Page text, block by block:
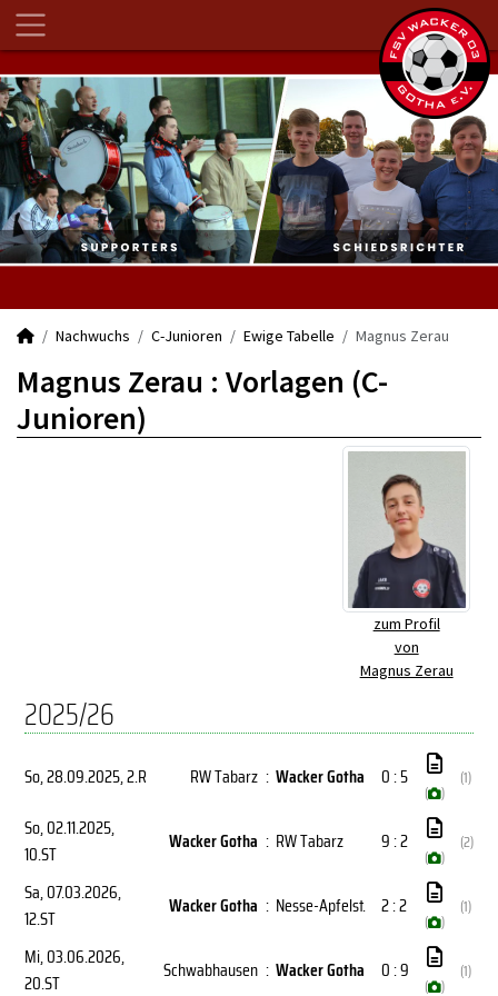
Nachwuchs C-Junioren Ewige Tabelle Magnus Zerau
Magnus Zerau : Vorlagen (C-
Junioren)
zum Profil
von
Magnus Zerau
2025/26
So, 28.09.2025, 2.R RW Tabarz : Wacker Gotha 0 : 5
( )
(1)
So, 02.11.2025,
10.ST
Wacker Gotha : RW Tabarz 9 : 2
( )
(2)
Sa, 07.03.2026,
12.ST
Wacker Gotha : Nesse-Apfelst. 2 : 2
( )
(1)
Mi, 03.06.2026,
20.ST
Schwabhausen : Wacker Gotha 0 : 9
( )
(1)